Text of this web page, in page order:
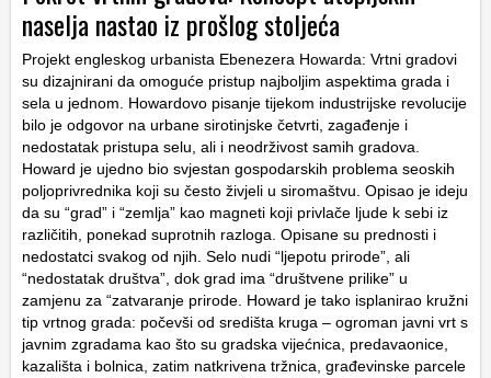
naselja nastao iz prošlog stoljeća
Projekt engleskog urbanista Ebenezera Howarda: Vrtni gradovi
su dizajnirani da omoguće pristup najboljim aspektima grada i
sela u jednom. Howardovo pisanje tijekom industrijske revolucije
bilo je odgovor na urbane sirotinjske četvrti, zagađenje i
nedostatak pristupa selu, ali i neodrživost samih gradova.
Howard je ujedno bio svjestan gospodarskih problema seoskih
poljoprivrednika koji su često živjeli u siromaštvu. Opisao je ideju
da su “grad” i “zemlja” kao magneti koji privlače ljude k sebi iz
različitih, ponekad suprotnih razloga. Opisane su prednosti i
nedostatci svakog od njih. Selo nudi “ljepotu prirode”, ali
“nedostatak društva”, dok grad ima “društvene prilike” u
zamjenu za “zatvaranje prirode. Howard je tako isplanirao kružni
tip vrtnog grada: počevši od središta kruga – ogroman javni vrt s
javnim zgradama kao što su gradska vijećnica, predavaonice,
kazališta i bolnica, zatim natkrivena tržnica, građevinske parcele